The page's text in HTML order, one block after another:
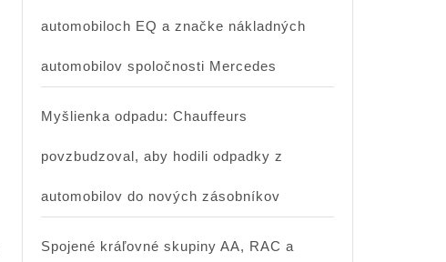
automobiloch EQ a značke nákladných
automobilov spoločnosti Mercedes
Myšlienka odpadu: Chauffeurs
povzbudzoval, aby hodili odpadky z
automobilov do nových zásobníkov
Spojené kráľovné skupiny AA, RAC a